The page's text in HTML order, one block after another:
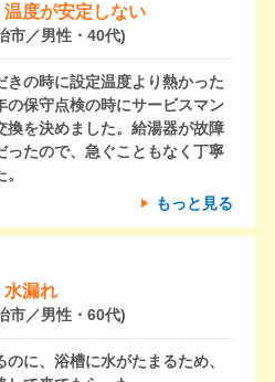
温度が安定しない
市／男性・40代)
きの時に設定温度より熱かった
の保守点検の時にサービスマン
換を決めました。給湯器が故障
ったので、急ぐこともなく丁寧
もっと見る
水漏れ
市／男性・60代)
に、浴槽に水がたまるため、